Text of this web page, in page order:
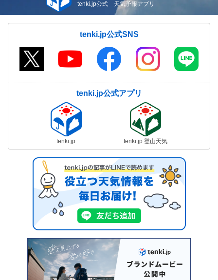
tenki.jp公式 天気予報アプリ
tenki.jp公式SNS
tenki.jp公式アプリ
tenki.jp tenki.jp 登山天気